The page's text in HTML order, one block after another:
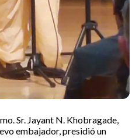
Sr. Jayant N. Khobragade,
embajador, presidió un